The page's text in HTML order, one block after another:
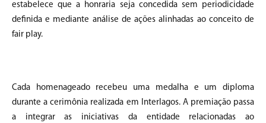
estabelece que a honraria seja concedida sem periodicidade
definida e mediante análise de ações alinhadas ao conceito de
fair play.
Cada homenageado recebeu uma medalha e um diploma
durante a cerimônia realizada em Interlagos. A premiação passa
a integrar as iniciativas da entidade relacionadas ao